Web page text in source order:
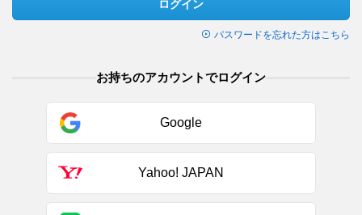
ログイン
パスワードを忘れた方はこちら
お持ちのアカウントでログイン
Google
Yahoo! JAPAN